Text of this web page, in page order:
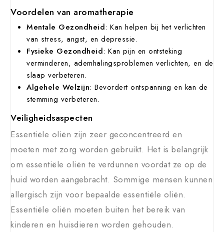
Voordelen van aromatherapie
Mentale Gezondheid: Kan helpen bij het verlichten
van stress, angst, en depressie.
Fysieke Gezondheid: Kan pijn en ontsteking
verminderen, ademhalingsproblemen verlichten, en de
slaap verbeteren.
Algehele Welzijn: Bevordert ontspanning en kan de
stemming verbeteren.
Veiligheidsaspecten
Essentiële oliën zijn zeer geconcentreerd en
moeten met zorg worden gebruikt. Het is belangrijk
om essentiële oliën te verdunnen voordat ze op de
huid worden aangebracht. Sommige mensen kunnen
allergisch zijn voor bepaalde essentiële oliën.
Essentiële oliën moeten buiten het bereik van
kinderen en huisdieren worden gehouden.